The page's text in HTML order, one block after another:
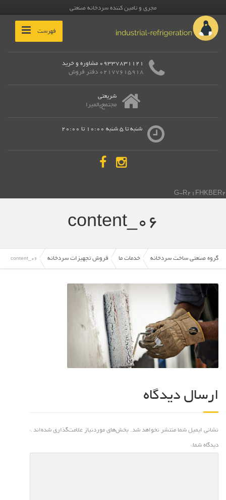
مجری و تامین کننده سردخانه صنعتی
فهرست
09337831121 مشاوره و خرید
02177615918 دفتر فروش
شریعتی
مجتمع‌پالمیرا
شنبه تا 5 شنبه 10:00 تا 20:00
G-R21FHKBER2
content_06
گروه صنعتی ساخت سردخانه خدمات ما فروش تجهیزات سردخانه content_06
ارسال دیدگاه
نشانی ایمیل شما منتشر نخواهد شد. بخش‌های موردنیاز علامت‌گذاری شده‌اند *
دیدگاه شما*